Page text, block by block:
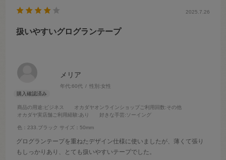
メリア
年代:60代 性別:女性
商品の用途:ビジネス オカダヤオンラインショップご利用回数:その他
オカダヤ実店舗ご利用経験:あり 好きな手芸:ソーイング
色：233.ブラック サイズ：50mm
2025.7.26
扱いやすいグログランテープ
グログランテープを重ねたデザイン仕様に使いましたが、薄くて張り
もしっかりあり、とても扱いやすいテープでした。